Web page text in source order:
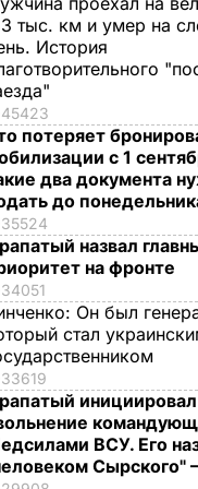
тыс. км и умер на
История
45423
потеряет
с 1
два документа
до
35524
назвал
на фронте
34051
Он был
стал
33619
инициировал
ВСУ. Его
Сырского"